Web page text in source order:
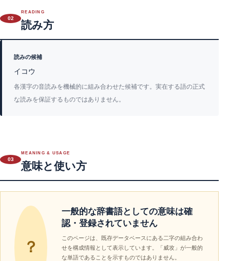
02
READING
読み方
読みの候補
イコウ
各漢字の音読みを機械的に組み合わせた候補です。実在する語の正式
な読みを保証するものではありません。
03
MEANING & USAGE
意味と使い方
？
一般的な辞書語としての意味は確
認・登録されていません
このページは、既存データベースにある二字の組み合わ
せを構成情報として表示しています。「威攻」が一般的
な単語であることを示すものではありません。